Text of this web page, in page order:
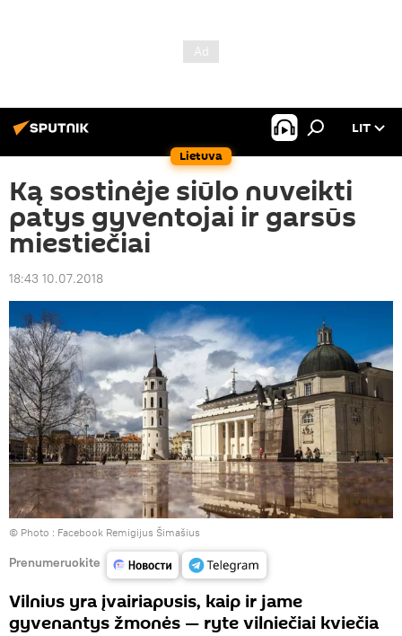
Lietuva
LIT
Ką sostinėje siūlo nuveikti
patys gyventojai ir garsūs
miestiečiai
18:43 10.07.2018
© Photo : Facebook Remigijus Šimašius
Prenumeruokite
Vilnius yra įvairiapusis, kaip ir jame
gyvenantys žmonės — ryte vilniečiai kviečia